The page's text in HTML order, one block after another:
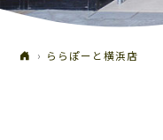
ららぽーと横浜店